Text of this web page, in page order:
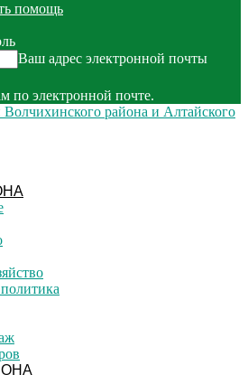
помощь
Ваш адрес электронной почты
по электронной почте.
района и Алтайского